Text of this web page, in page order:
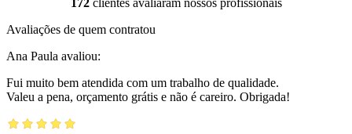
Avaliações de quem contratou
Ana Paula avaliou:
Fui muito bem atendida com um trabalho de qualidade.
Valeu a pena, orçamento grátis e não é careiro. Obrigada!